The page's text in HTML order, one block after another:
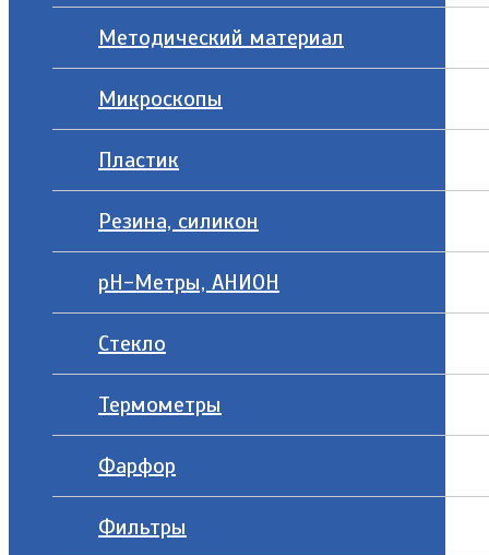
Методический материал
Микроскопы
Пластик
Резина, силикон
рН-Метры, АНИОН
Стекло
Термометры
Фарфор
Фильтры